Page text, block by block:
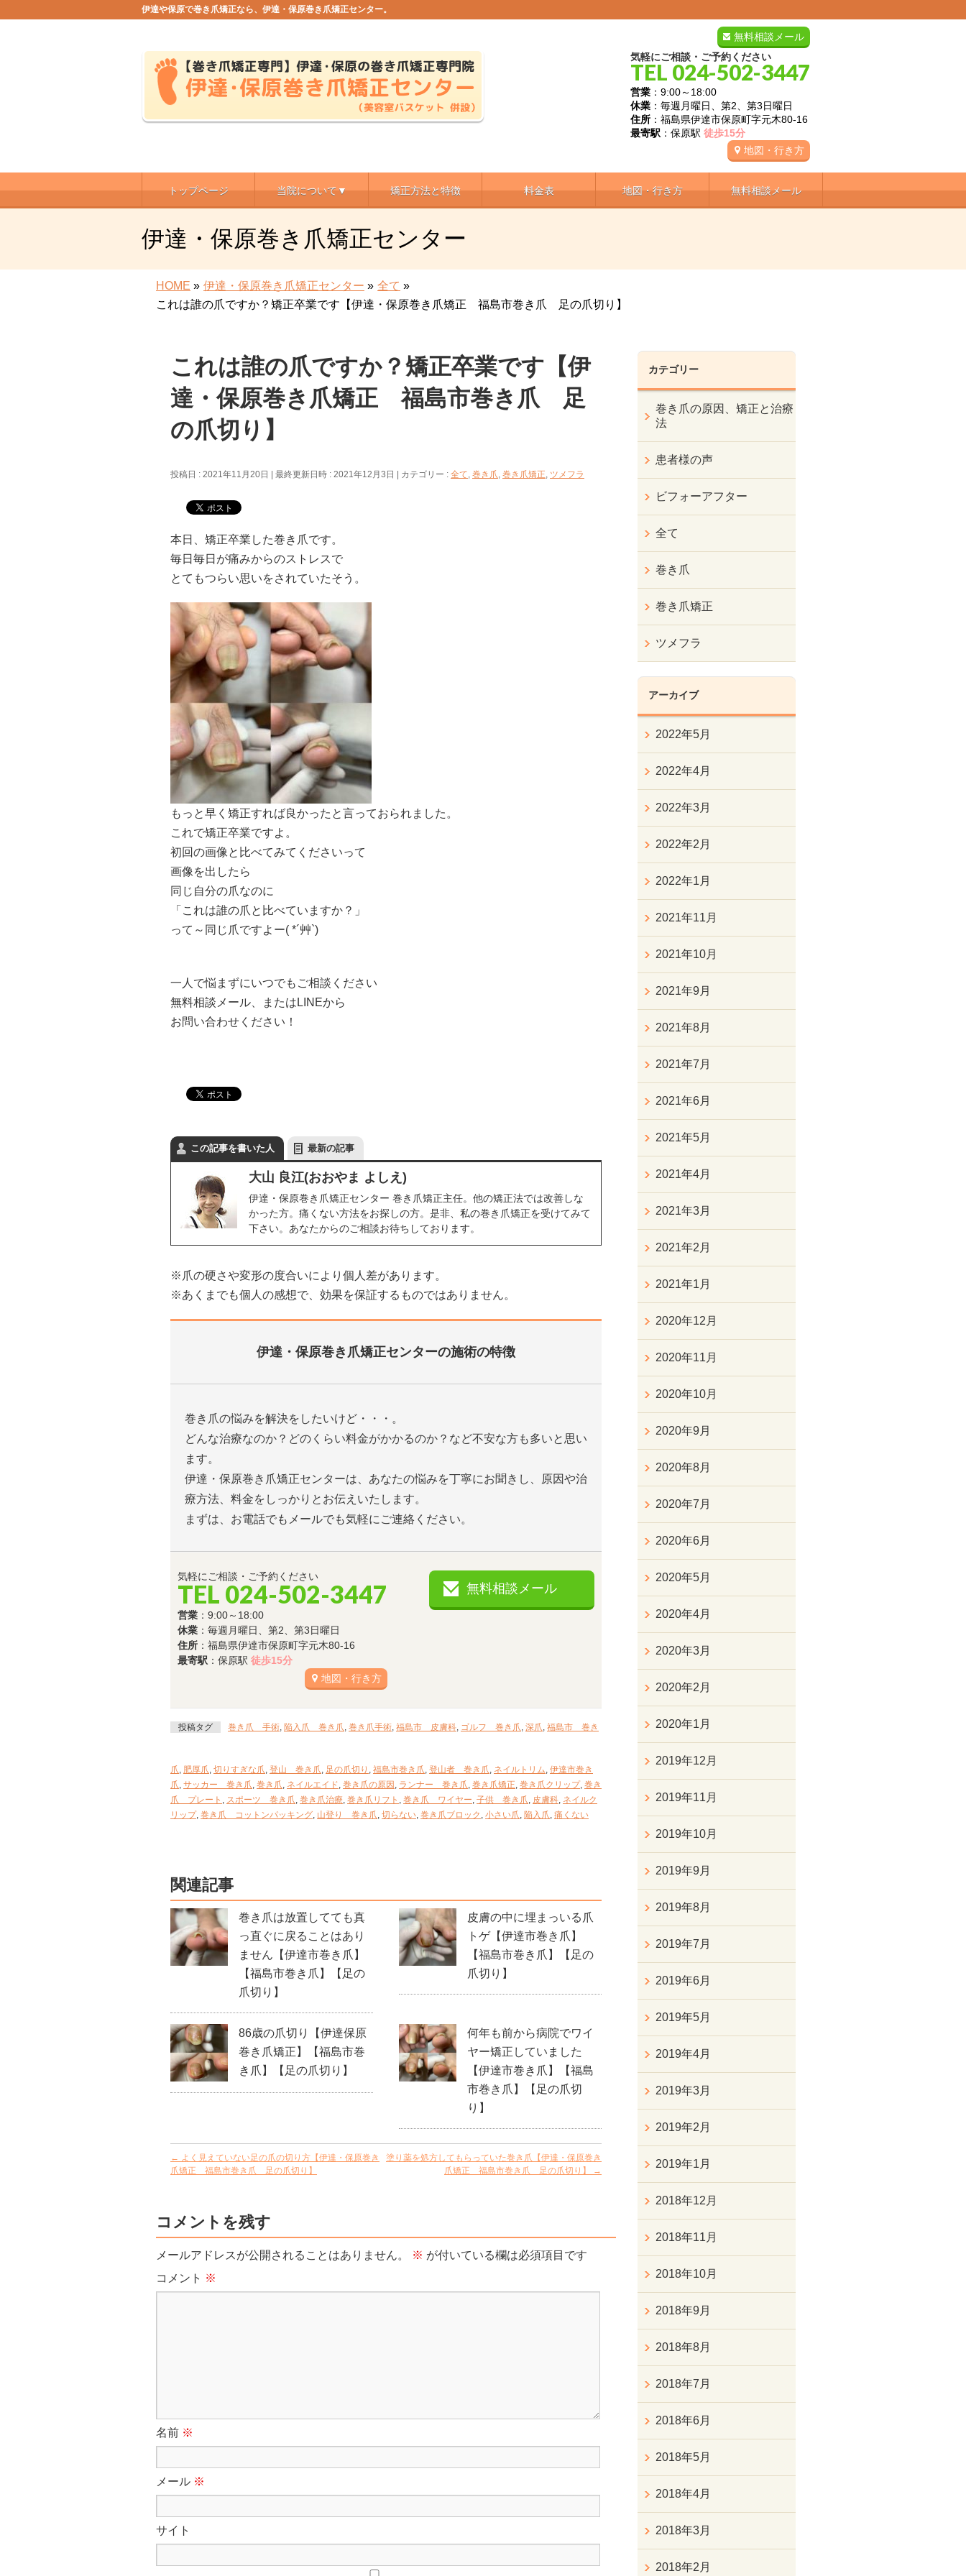
伊達や保原で巻き爪矯正なら、伊達・保原巻き爪矯正センター。
無料相談メール
気軽にご相談・ご予約ください
TEL 024-502-3447
営業 ：9:00～18:00
休業 ：毎週月曜日、第2、第3日曜日
住所 ：福島県伊達市保原町字元木80-16
最寄駅 ：保原駅 徒歩15分
地図・行き方
トップページ 当院について▼ 矯正方法と特徴 料金表 地図・行き方 無料相談メール
伊達・保原巻き爪矯正センター
HOME » 伊達・保原巻き爪矯正センター » 全て »
これは誰の爪ですか？矯正卒業です【伊達・保原巻き爪矯正 福島市巻き爪 足の爪切り】
これは誰の爪ですか？矯正卒業です【伊
達・保原巻き爪矯正 福島市巻き爪 足
の爪切り】
投稿日 : 2021年11月20日 最終更新日時 : 2021年12月3日 カテゴリー : 全て, 巻き爪, 巻き爪矯正, ツメフラ
本日、矯正卒業した巻き爪です。
毎日毎日が痛みからのストレスで
とてもつらい思いをされていたそう。
もっと早く矯正すれば良かったと言っておられました。
これで矯正卒業ですよ。
初回の画像と比べてみてくださいって
画像を出したら
同じ自分の爪なのに
「これは誰の爪と比べていますか？」
って～同じ爪ですよー( *´艸`)
一人で悩まずにいつでもご相談ください
無料相談メール、またはLINEから
お問い合わせください！
この記事を書いた人 最新の記事
大山 良江(おおやま よしえ)
伊達・保原巻き爪矯正センター 巻き爪矯正主任。他の矯正法では改善しな
かった方。痛くない方法をお探しの方。是非、私の巻き爪矯正を受けてみて
下さい。あなたからのご相談お待ちしております。
※爪の硬さや変形の度合いにより個人差があります。
※あくまでも個人の感想で、効果を保証するものではありません。
伊達・保原巻き爪矯正センターの施術の特徴
巻き爪の悩みを解決をしたいけど・・・。
どんな治療なのか？どのくらい料金がかかるのか？など不安な方も多いと思い
ます。
伊達・保原巻き爪矯正センターは、あなたの悩みを丁寧にお聞きし、原因や治
療方法、料金をしっかりとお伝えいたします。
まずは、お電話でもメールでも気軽にご連絡ください。
気軽にご相談・ご予約ください
TEL 024-502-3447
営業 ：9:00～18:00
休業 ：毎週月曜日、第2、第3日曜日
住所 ：福島県伊達市保原町字元木80-16
最寄駅 ：保原駅 徒歩15分
地図・行き方
無料相談メール
投稿タグ 巻き爪 手術, 陥入爪 巻き爪, 巻き爪手術, 福島市 皮膚科, ゴルフ 巻き爪, 深爪, 福島市 巻き
爪, 肥厚爪, 切りすぎな爪, 登山 巻き爪, 足の爪切り , 福島市巻き爪, 登山者 巻き爪, ネイルトリム, 伊達市巻き
爪, サッカー 巻き爪, 巻き爪, ネイルエイド, 巻き爪の原因 , ランナー 巻き爪, 巻き爪矯正, 巻き爪クリップ, 巻き
爪 プレート , スポーツ 巻き爪, 巻き爪治療, 巻き爪リフト , 巻き爪 ワイヤー, 子供 巻き爪, 皮膚科, ネイルク
リップ, 巻き爪 コットンパッキング, 山登り 巻き爪, 切らない, 巻き爪ブロック , 小さい爪, 陥入爪, 痛くない
関連記事
巻き爪は放置してても真
っ直ぐに戻ることはあり
ません【伊達市巻き爪】
【福島市巻き爪】【足の
爪切り】
皮膚の中に埋まっいる爪
トゲ【伊達市巻き爪】
【福島市巻き爪】【足の
爪切り】
86歳の爪切り【伊達保原
巻き爪矯正】【福島市巻
き爪】【足の爪切り】
何年も前から病院でワイ
ヤー矯正していました
【伊達市巻き爪】【福島
市巻き爪】【足の爪切
り】
← よく見えていない足の爪の切り方【伊達・保原巻き
爪矯正 福島市巻き爪 足の爪切り】
塗り薬を処方してもらっていた巻き爪【伊達・保原巻き
爪矯正 福島市巻き爪 足の爪切り】
→
コメントを残す
メールアドレスが公開されることはありません。 ※ が付いている欄は必須項目です
コメント ※
名前 ※
メール ※
サイト
カテゴリー
巻き爪の原因、矯正と治療
法
患者様の声
ビフォーアフター
全て
巻き爪
巻き爪矯正
ツメフラ
アーカイブ
2022年5月
2022年4月
2022年3月
2022年2月
2022年1月
2021年11月
2021年10月
2021年9月
2021年8月
2021年7月
2021年6月
2021年5月
2021年4月
2021年3月
2021年2月
2021年1月
2020年12月
2020年11月
2020年10月
2020年9月
2020年8月
2020年7月
2020年6月
2020年5月
2020年4月
2020年3月
2020年2月
2020年1月
2019年12月
2019年11月
2019年10月
2019年9月
2019年8月
2019年7月
2019年6月
2019年5月
2019年4月
2019年3月
2019年2月
2019年1月
2018年12月
2018年11月
2018年10月
2018年9月
2018年8月
2018年7月
2018年6月
2018年5月
2018年4月
2018年3月
2018年2月